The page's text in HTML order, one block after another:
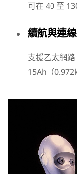
可在 40 至
續航與連
支援乙太網
15Ah（